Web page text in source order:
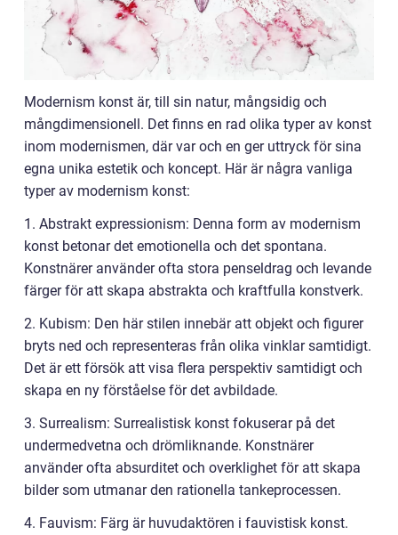
Modernism konst är, till sin natur, mångsidig och
mångdimensionell. Det finns en rad olika typer av konst
inom modernismen, där var och en ger uttryck för sina
egna unika estetik och koncept. Här är några vanliga
typer av modernism konst:
1. Abstrakt expressionism: Denna form av modernism
konst betonar det emotionella och det spontana.
Konstnärer använder ofta stora penseldrag och levande
färger för att skapa abstrakta och kraftfulla konstverk.
2. Kubism: Den här stilen innebär att objekt och figurer
bryts ned och representeras från olika vinklar samtidigt.
Det är ett försök att visa flera perspektiv samtidigt och
skapa en ny förståelse för det avbildade.
3. Surrealism: Surrealistisk konst fokuserar på det
undermedvetna och drömliknande. Konstnärer
använder ofta absurditet och overklighet för att skapa
bilder som utmanar den rationella tankeprocessen.
4. Fauvism: Färg är huvudaktören i fauvistisk konst.